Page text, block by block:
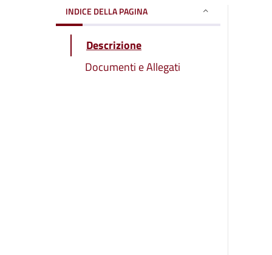
INDICE DELLA PAGINA
Descrizione
Documenti e Allegati